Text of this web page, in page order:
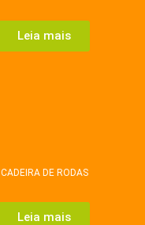
Leia mais
CADEIRA DE RODAS
Leia mais